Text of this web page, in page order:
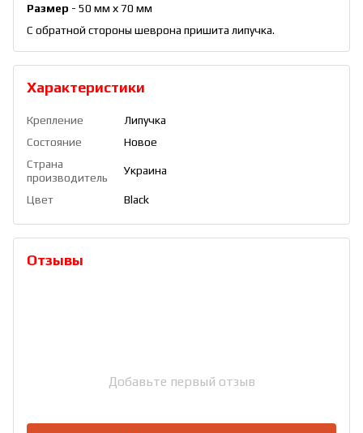
Размер - 50 мм х 70 мм
С обратной стороны шеврона пришита липучка.
Характеристики
Крепление
Липучка
Состояние
Новое
Страна
производитель
Украина
Цвет Black
Отзывы
Добавьте первый отзыв